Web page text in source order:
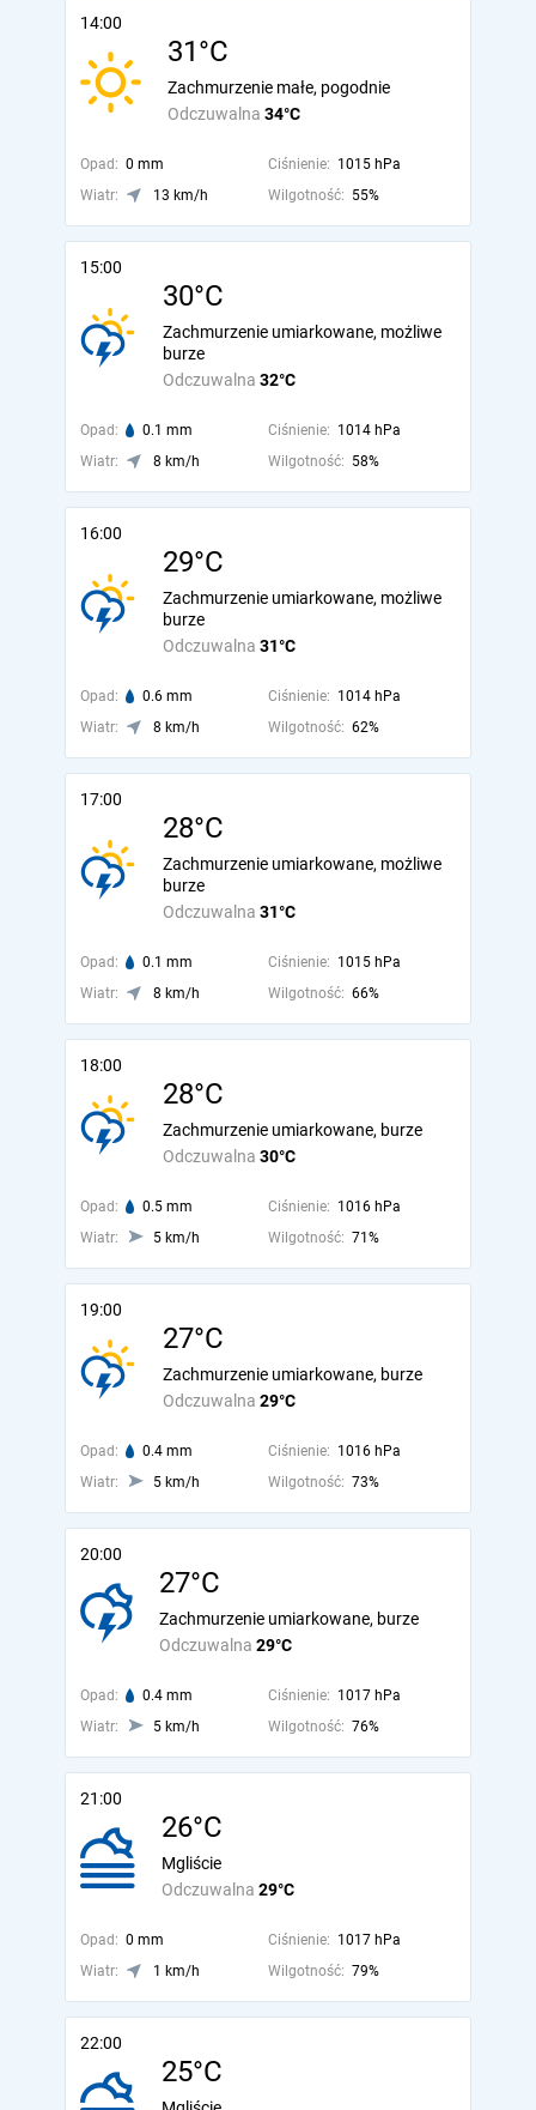
14:00
31°C
Odczuwalna 34°C
Zachmurzenie małe, pogodnie
Opad: 0 mm Ciśnienie: 1015 hPa
Wiatr:
13 km/h Wilgotność: 55%
15:00
30°C
Odczuwalna 32°C
Zachmurzenie umiarkowane, możliwe
burze
Opad: 0.1 mm Ciśnienie: 1014 hPa
Wiatr:
8 km/h Wilgotność: 58%
16:00
29°C
Odczuwalna 31°C
Zachmurzenie umiarkowane, możliwe
burze
Opad: 0.6 mm Ciśnienie: 1014 hPa
Wiatr:
8 km/h Wilgotność: 62%
17:00
28°C
Odczuwalna 31°C
Zachmurzenie umiarkowane, możliwe
burze
Opad: 0.1 mm Ciśnienie: 1015 hPa
Wiatr:
8 km/h Wilgotność: 66%
18:00
28°C
Odczuwalna 30°C
Zachmurzenie umiarkowane, burze
Opad: 0.5 mm Ciśnienie: 1016 hPa
Wiatr:
5 km/h Wilgotność: 71%
19:00
27°C
Odczuwalna 29°C
Zachmurzenie umiarkowane, burze
Opad: 0.4 mm Ciśnienie: 1016 hPa
Wiatr:
5 km/h Wilgotność: 73%
20:00
27°C
Odczuwalna 29°C
Zachmurzenie umiarkowane, burze
Opad: 0.4 mm Ciśnienie: 1017 hPa
Wiatr:
5 km/h Wilgotność: 76%
21:00
26°C
Odczuwalna 29°C
Mgliście
Opad: 0 mm Ciśnienie: 1017 hPa
Wiatr:
1 km/h Wilgotność: 79%
22:00
25°C